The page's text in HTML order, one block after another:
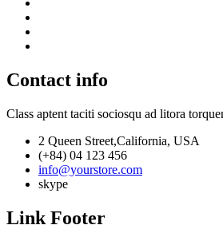
Contact info
Class aptent taciti sociosqu ad litora
2 Queen Street,California, USA
(+84) 04 123 456
info@yourstore.com
skype
Link Footer